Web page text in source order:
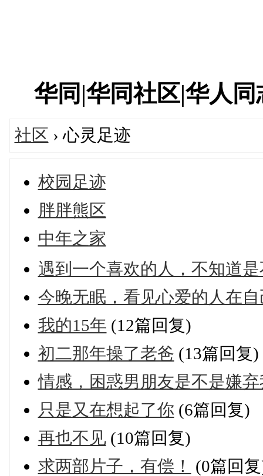
华同|华同社区|华人
社区 › 心灵足迹
校园足迹
胖胖熊区
中年之家
遇到一个喜欢的人，不知道
今晚无眠，看见心爱的人在
我的15年 (12篇回复)
初二那年操了老爸 (13篇回复)
情感，困惑男朋友是不是嫌弃
只是又在想起了你 (6篇回复)
再也不见(10篇回复)
求两部片子，有偿！
(0篇回